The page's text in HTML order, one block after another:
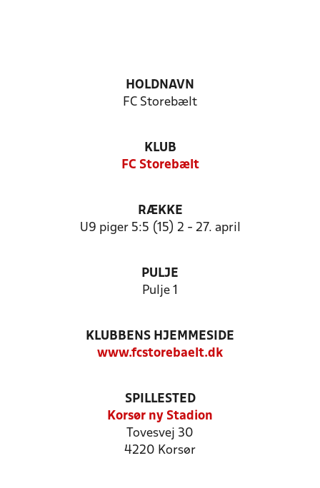
HOLDNAVN
FC Storebælt
KLUB
FC Storebælt
RÆKKE
U9 piger 5:5 (15) 2 - 27. april
PULJE
Pulje 1
KLUBBENS HJEMMESIDE
www.fcstorebaelt.dk
SPILLESTED
Korsør ny Stadion
Tovesvej 30
4220 Korsør